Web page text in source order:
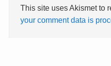
This site uses Akismet to
your comment data is